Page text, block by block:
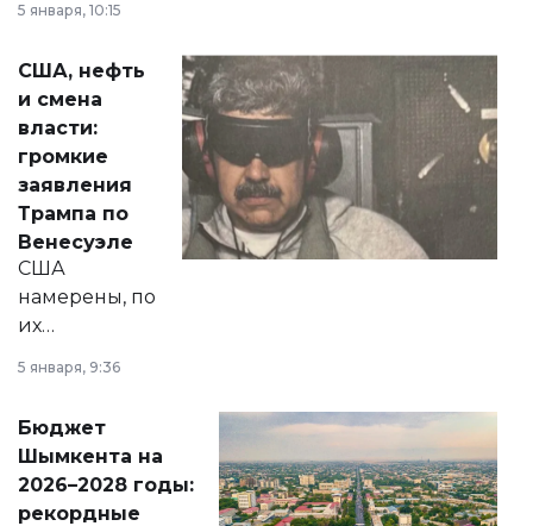
сразу несколько
актуальных тем —
от слухов о
политических
реформах до
вопросов армии,
экономики и
личного здоровья.
5 января, 10:15
США, нефть
и смена
власти:
громкие
заявления
Трампа по
Венесуэле
США
намерены, по
их
принести
народу
Венесуэлы.
5 января, 9:36
Бюджет
Шымкента на
2026–2028 годы:
рекордные